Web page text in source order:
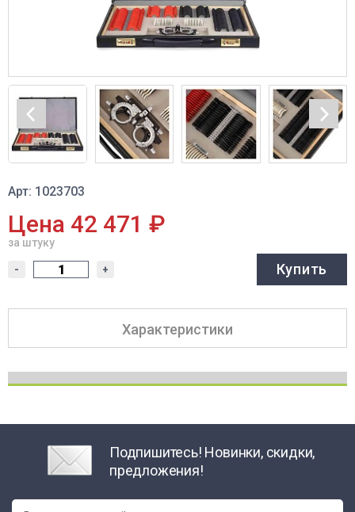
Арт: 1023703
Цена 42 471 ₽
за штуку
- + Купить
Характеристики
Подпишитесь! Новинки, скидки,
предложения!